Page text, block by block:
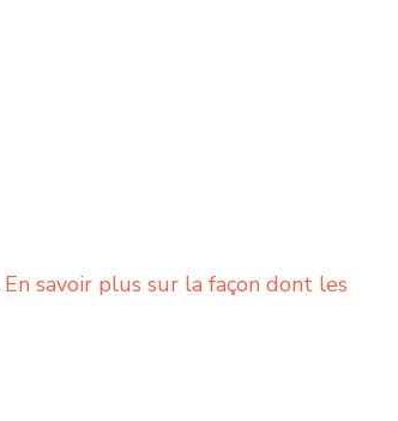
En savoir plus sur la façon dont les